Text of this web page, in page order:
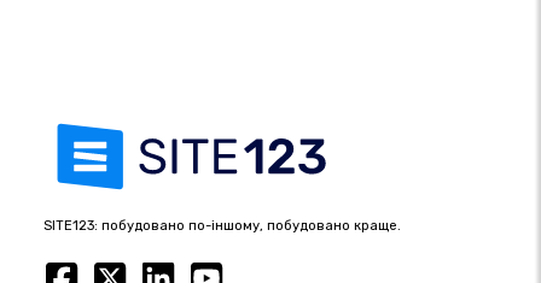
SITE123: побудовано по-іншому, побудовано краще.